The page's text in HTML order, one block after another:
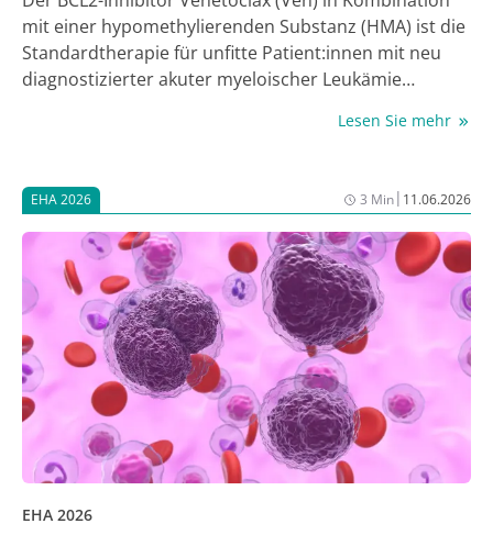
mit einer hypomethylierenden Substanz (HMA) ist die
Standardtherapie für unfitte Patient:innen mit neu
diagnostizierter akuter myeloischer Leukämie
pro Zyklus gegeben [1]. Um sich der bestmöglichen
AML-Erkrankten hinweg anzunähern, führten
Forschende der Mayo Clinic, Rochester, MN, USA, eine
retrospektive Untersuchung zu Überlebens-
Outcomes unter üblicher und verkürzter Ven-Dauer
durch. Die Daten wurden beim Jahreskongress der
European Hematology Association (EHA) als Poster
vorgestellt [2].
Lesen Sie mehr
EHA 2026 3 Min| 11.06.2026
EHA 2026